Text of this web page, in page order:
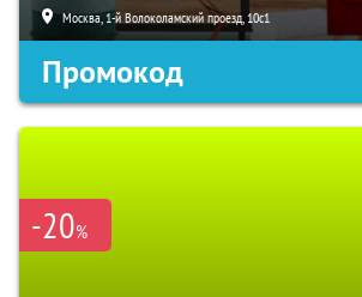
Москва, 1-й Волоколамский проезд, 10с1
Промокод
-20%